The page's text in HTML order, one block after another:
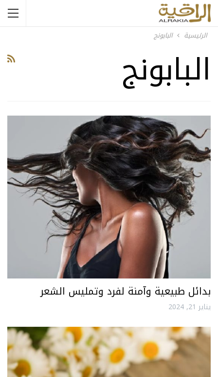
الرئيسية البابونج
البابونج
بدائل طبيعية وآمنة لفرد وتمليس الشعر
يناير 21, 2024